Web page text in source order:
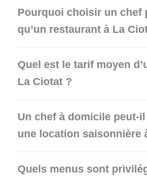
Pourquoi choisir un chef
qu’un restaurant à La
Quel est le tarif moyen
La Ciotat ?
Un chef à domicile peut-
une location saisonnière
Quels menus sont